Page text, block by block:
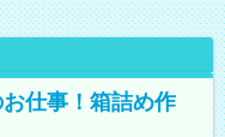
仕事！箱詰め作